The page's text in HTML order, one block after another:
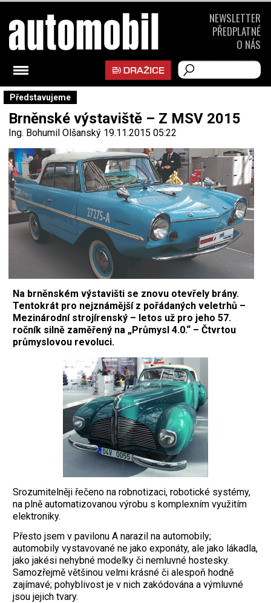
Představujeme
Brněnské výstaviště – Z MSV 2015
Ing. Bohumil Olšanský 19.11.2015 05:22
Na brněnském výstavišti se znovu otevřely brány.
Tentokrát pro nejznámější z pořádaných veletrhů –
Mezinárodní strojírenský – letos už pro jeho 57.
ročník silně zaměřený na „Průmysl 4.0.“ – Čtvrtou
průmyslovou revoluci.
Srozumitelněji řečeno na robnotizaci, robotické systémy,
na plně automatizovanou výrobu s komplexním využitím
elektroniky.
Přesto jsem v pavilonu A narazil na automobily;
automobily vystavované ne jako exponáty, ale jako lákadla,
jako jakési nehybné modelky či nemluvné hostesky.
Samozřejmě většinou velmi krásné či alespoň hodně
zajímavé; pohyblivost je v nich zakódována a výmluvné
jsou jejich tvary.
NEWSLETTER
PŘEDPLATNÉ
O NÁS